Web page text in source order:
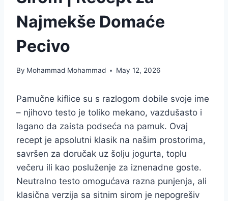
Najmekše Domaće
Pecivo
By Mohammad Mohammad May 12, 2026
Pamučne kiflice su s razlogom dobile svoje ime
– njihovo testo je toliko mekano, vazdušasto i
lagano da zaista podseća na pamuk. Ovaj
recept je apsolutni klasik na našim prostorima,
savršen za doručak uz šolju jogurta, toplu
večeru ili kao posluženje za iznenadne goste.
Neutralno testo omogućava razna punjenja, ali
klasična verzija sa sitnim sirom je nepogrešiv